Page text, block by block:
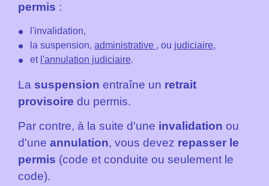
permis :
l'invalidation,
la suspension, administrative , ou judiciaire,
et l'annulation judiciaire.
La suspension entraîne un retrait
provisoire du permis.
Par contre, à la suite d'une invalidation ou
d'une annulation, vous devez repasser le
permis (code et conduite ou seulement le
code).